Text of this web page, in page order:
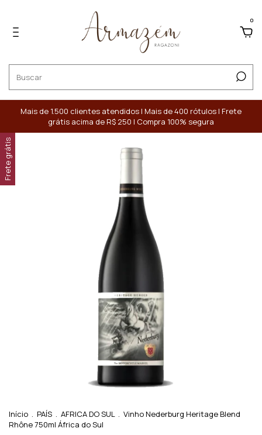
0
Mais de 1.500 clientes atendidos | Mais de 400 rótulos | Frete
grátis acima de R$ 250 | Compra 100% segura
Frete grátis
Início . PAÍS . AFRICA DO SUL . Vinho Nederburg Heritage Blend
Rhône 750ml África do Sul